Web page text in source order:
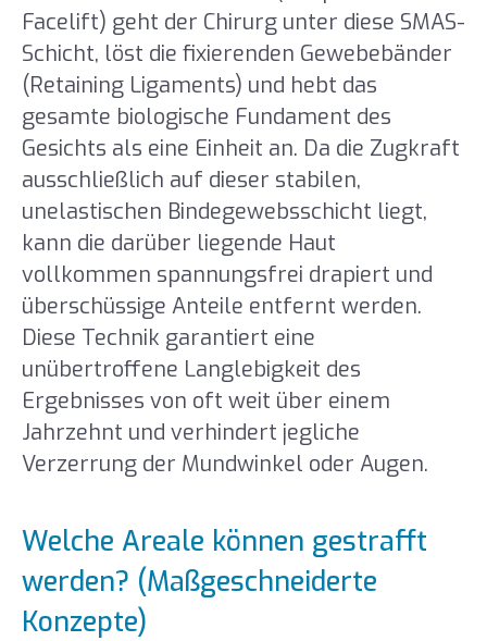
Facelift) geht der Chirurg unter diese SMAS-
Schicht, löst die fixierenden Gewebebänder
(Retaining Ligaments) und hebt das
gesamte biologische Fundament des
Gesichts als eine Einheit an. Da die Zugkraft
ausschließlich auf dieser stabilen,
unelastischen Bindegewebsschicht liegt,
kann die darüber liegende Haut
vollkommen spannungsfrei drapiert und
überschüssige Anteile entfernt werden.
Diese Technik garantiert eine
unübertroffene Langlebigkeit des
Ergebnisses von oft weit über einem
Jahrzehnt und verhindert jegliche
Verzerrung der Mundwinkel oder Augen.
Welche Areale können gestrafft
werden? (Maßgeschneiderte
Konzepte)